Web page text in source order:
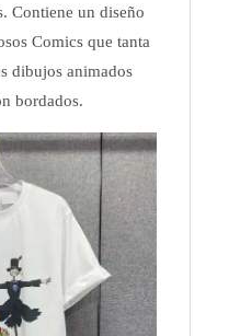
Contiene un diseño
Comics que tanta
dibujos animados
bordados.